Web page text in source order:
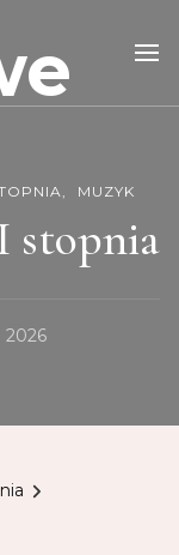
MUZYK
stopnia
2026